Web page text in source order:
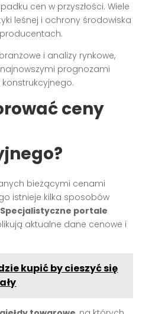
cen w przyszłości. Wiele
leśnej i ochrony środowiska
i analizy rynkowe,
prognozami
ceny
bieżącymi cenami
istnieje kilka sposobów
Specjalistyczne portale
aktualne dane cenowe i
kupić by cieszyć się